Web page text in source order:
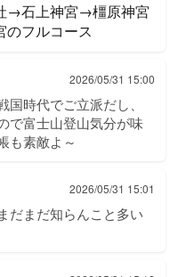
→石上神宮→橿原神宮
フルコース
2026/05/31 15:00
時代でご立派だし、
で富士山登山気分が味
も素敵よ～
2026/05/31 15:01
だまだ知らんこと多い